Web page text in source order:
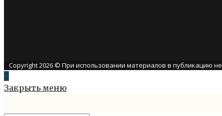
Copyright 2026 © При использовании материалов в публикацию
Закрыть меню